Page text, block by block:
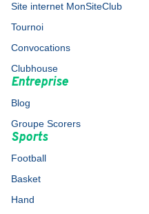
Site internet MonSiteClub
Tournoi
Convocations
Clubhouse
Entreprise
Blog
Groupe Scorers
Sports
Football
Basket
Hand